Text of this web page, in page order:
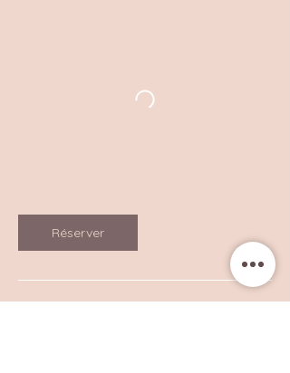
Réserver